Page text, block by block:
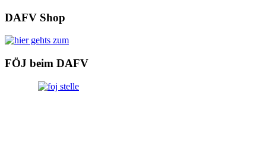
DAFV Shop
FÖJ beim DAFV